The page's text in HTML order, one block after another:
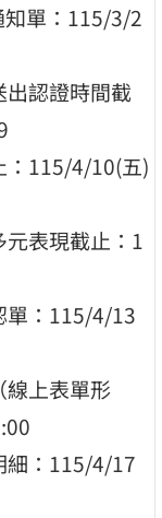
單：115/3/2
認證時間截
：115/4/10(五)
表現截⽌：1
單：115/4/13
線上表單形
細：115/4/17